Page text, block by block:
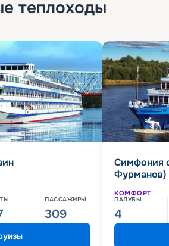
теплоходы
ПАССАЖИРЫ
309
Симфония
Фурманов)
КОМФОРТ
ПАЛУБЫ
4